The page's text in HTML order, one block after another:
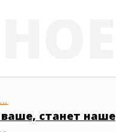
станет наше